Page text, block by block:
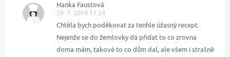
Hanka Faustová
29. 7. 2014 11:24
Chtěla bych poděkovat za tenhle úžasný recept.
Nejenže se do žemlovky dá přidat to co zrovna
doma mám, takové to co dům dal, ale všem i strašně